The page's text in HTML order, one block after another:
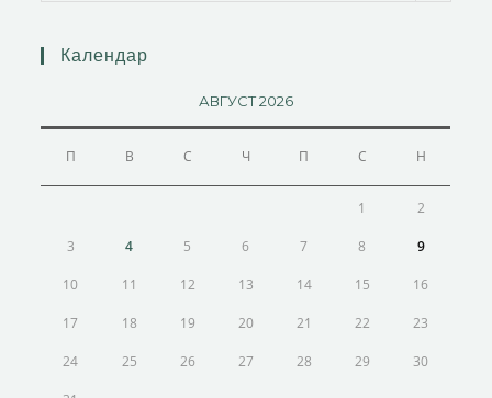
Календар
АВГУСТ 2026
П В С Ч П С Н
1 2
3 4 5 6 7 8 9
10 11 12 13 14 15 16
17 18 19 20 21 22 23
24 25 26 27 28 29 30